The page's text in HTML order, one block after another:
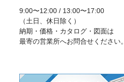
9:00〜12:00 / 13:00〜17:00
（土日、休日除く）
納期・価格・カタログ・図面は
最寄の営業所へお問合せください。